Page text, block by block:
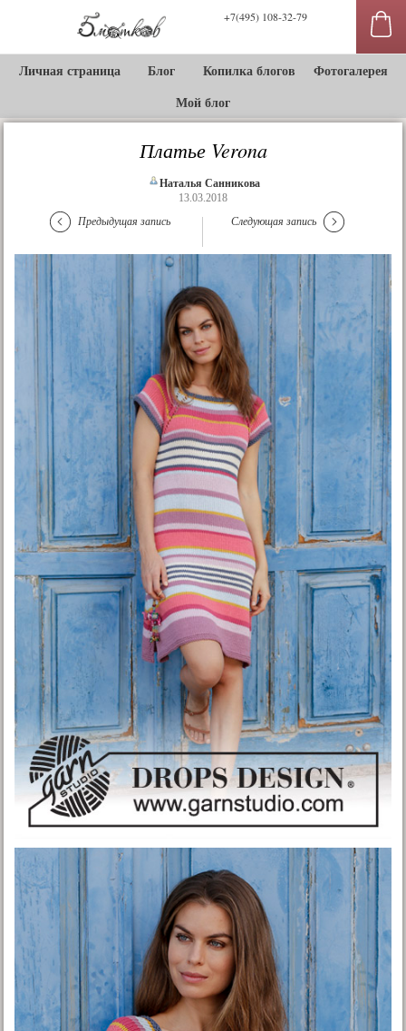
+7(495) 108-32-79
Личная страница Блог Копилка блогов
Фотогалерея
Мой блог
Платье Verona
Наталья Санникова
13.03.2018
Предыдущая запись Следующая запись